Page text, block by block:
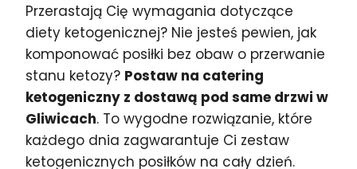
Przerastają Cię wymagania dotyczące
diety ketogenicznej? Nie jesteś pewien, jak
komponować posiłki bez obaw o przerwanie
stanu ketozy? Postaw na catering
ketogeniczny z dostawą pod same drzwi w
Gliwicach. To wygodne rozwiązanie, które
każdego dnia zagwarantuje Ci zestaw
ketogenicznych posiłków na cały dzień.